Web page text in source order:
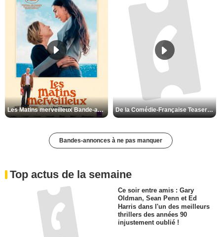
Les Matins merveilleux Bande-annonce VF De la Comédie-Française Teaser VF
Bandes-annonces à ne pas manquer
Top actus de la semaine
Ce soir entre amis : Gary
Oldman, Sean Penn et Ed
Harris dans l'un des meilleurs
thrillers des années 90
injustement oublié !